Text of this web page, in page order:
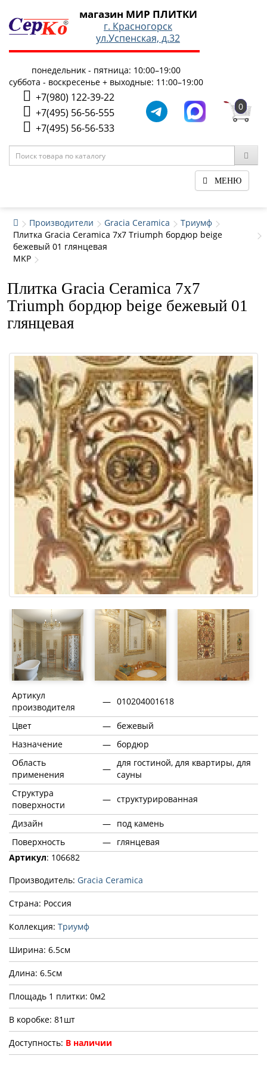
магазин МИР ПЛИТКИ
г. Красногорск
ул.Успенская, д.32
понедельник - пятница: 10:00–19:00
суббота - воскресенье + выходные: 11:00–19:00
+7(980) 122-39-22
+7(495) 56-56-555
+7(495) 56-56-533
0
МЕНЮ
Производители Gracia Ceramica
Триумф
Плитка Gracia Ceramica 7x7 Triumph бордюр beige
бежевый 01 глянцевая
MKP
Плитка Gracia Ceramica 7x7
Triumph бордюр beige бежевый 01
глянцевая
Артикул
производителя
— 010204001618
Цвет — бежевый
Назначение
— бордюр
Область
применения
—
для гостиной, для квартиры, для
сауны
Структура
поверхности
— структурированная
Дизайн — под камень
Поверхность
— глянцевая
Артикул: 106682
Производитель: Gracia Ceramica
Страна: Россия
Коллекция: Триумф
Ширина: 6.5см
Длина: 6.5см
Площадь 1 плитки: 0м2
В коробке: 81шт
Доступность: В наличии